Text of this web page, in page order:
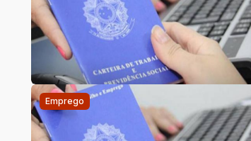
Emprego